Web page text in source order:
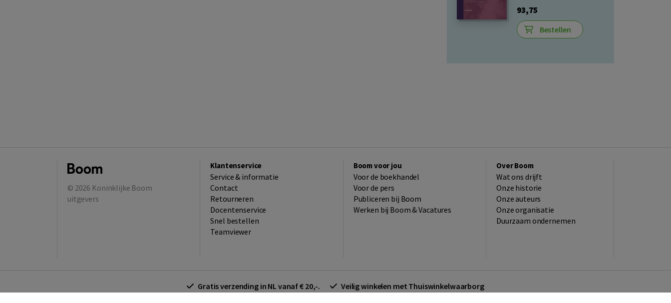
93,75
Bestellen
© 2026 Koninklijke Boom
uitgevers
Klantenservice
Service & informatie
Contact
Retourneren
Docentenservice
Snel bestellen
Teamviewer
Boom voor jou
Voor de boekhandel
Voor de pers
Publiceren bij Boom
Werken bij Boom & Vacatures
Over Boom
Wat ons drijft
Onze historie
Onze auteurs
Onze organisatie
Duurzaam ondernemen
Gratis verzending in NL vanaf € 20,-. Veilig winkelen met Thuiswinkelwaarborg